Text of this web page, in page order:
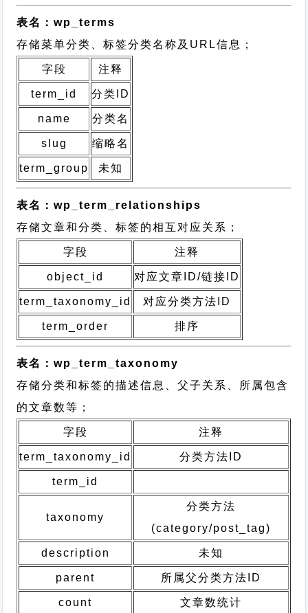
表名：wp_terms
存储菜单分类、标签分类名称及URL信息；
字段 注释
term_id 分类ID
name 分类名
slug 缩略名
term_group 未知
表名：wp_term_relationships
存储文章和分类、标签的相互对应关系；
字段 注释
object_id 对应文章ID/链接ID
term_taxonomy_id 对应分类方法ID
term_order 排序
表名：wp_term_taxonomy
存储分类和标签的描述信息、父子关系、所属包含
的文章数等；
字段 注释
term_taxonomy_id 分类方法ID
term_id
taxonomy
分类方法
(category/post_tag)
description 未知
parent 所属父分类方法ID
count 文章数统计